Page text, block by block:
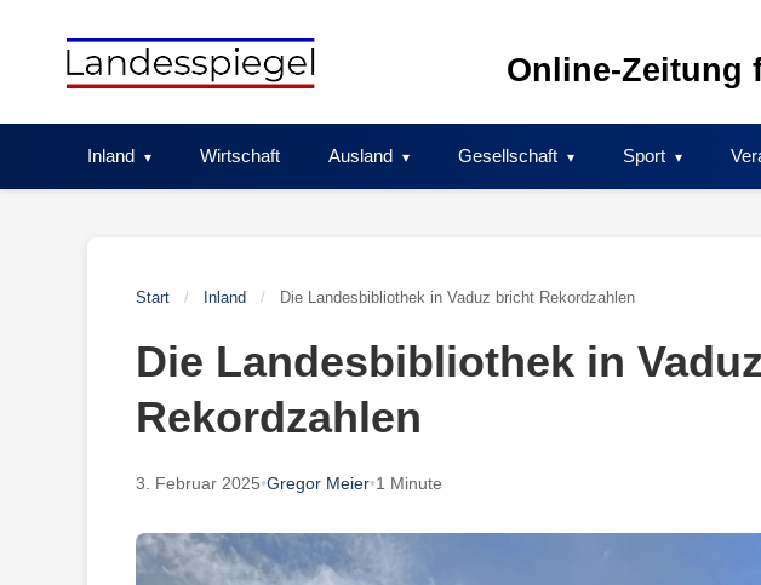
Online-Zeitung
Inland Wirtschaft Ausland Gesellschaft Sport
Start / Inland / Die Landesbibliothek in Vaduz bricht Rekordzahlen
Die Landesbibliothek in
Rekordzahlen
3. Februar 2025•Gregor Meier•1 Minute